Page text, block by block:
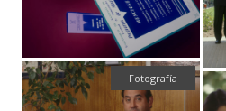
Fotografía